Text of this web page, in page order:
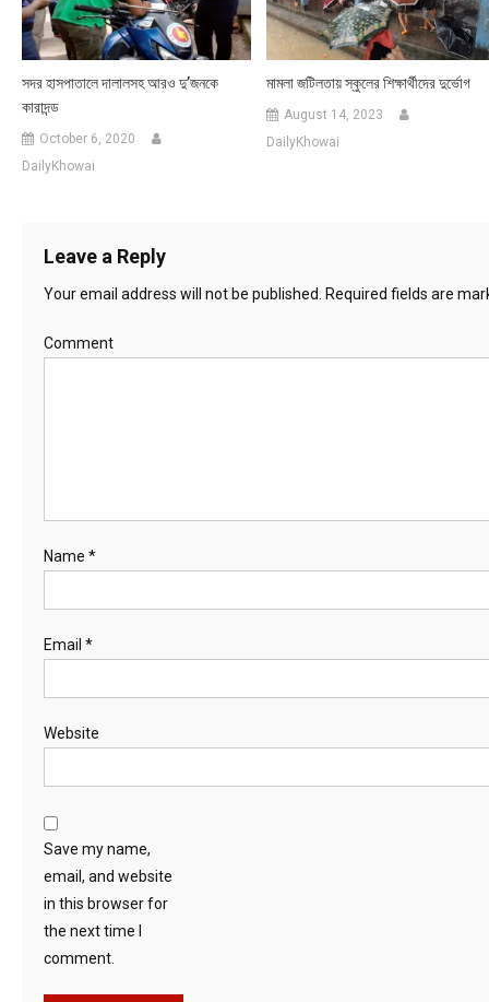
সদর হাসপাতালে দালালসহ আরও দু’জনকে
কারাদন্ড
October 6, 2020
DailyKhowai
মামলা জটিলতায় স্কুলের শিক্ষার্থীদের দুর্ভোগ
August 14, 2023
DailyKhowai
Leave a Reply
Your email address will not be published. Required fields are
Comment
Name *
Email *
Website
Save my name,
email, and website
in this browser for
the next time I
comment.